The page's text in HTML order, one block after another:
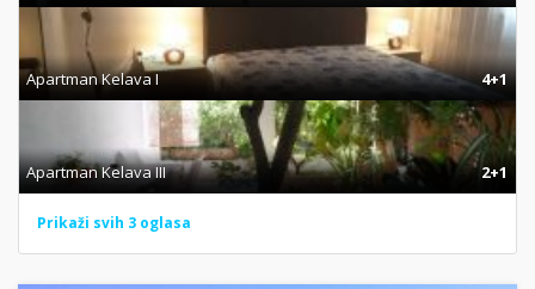
Apartman Kelava I 4+1
Apartman Kelava III 2+1
Prikaži svih 3 oglasa